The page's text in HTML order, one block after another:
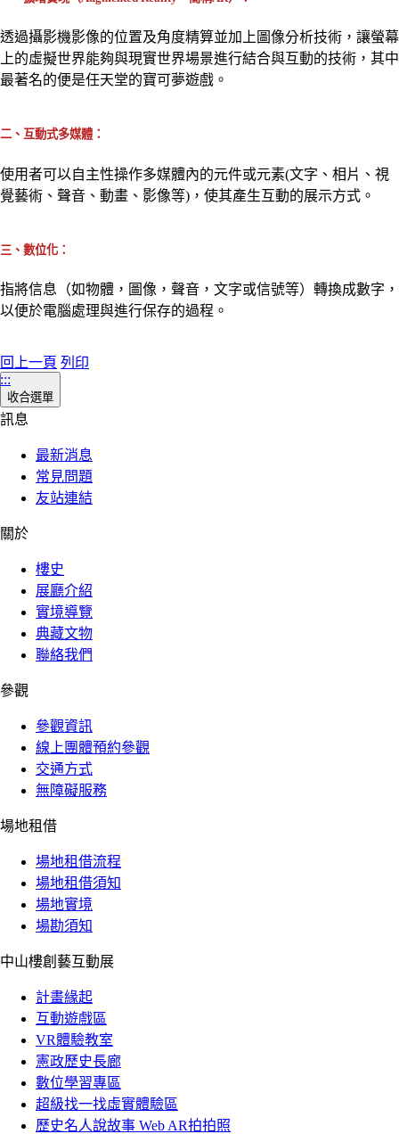
透過攝影機影像的位置及角度精算並加上圖像分析技術，讓螢幕
上的虛擬世界能夠與現實世界場景進行結合與互動的技術，其中
最著名的便是任天堂的寶可夢遊戲。
二、互動式多媒體：
使用者可以自主性操作多媒體內的元件或元素(文字、相片、視
覺藝術、聲音、動畫、影像等)，使其產生互動的展示方式。
三、數位化：
指將信息（如物體，圖像，聲音，文字或信號等）轉換成數字，
以便於電腦處理與進行保存的過程。
回上一頁 列印
:::
收合選單
訊息
最新消息
常見問題
友站連結
關於
樓史
展廳介紹
實境導覽
典藏文物
聯絡我們
參觀
參觀資訊
線上團體預約參觀
交通方式
無障礙服務
場地租借
場地租借流程
場地租借須知
場地實境
場勘須知
中山樓創藝互動展
計畫緣起
互動遊戲區
VR體驗教室
憲政歷史長廊
數位學習專區
超級找一找虛實體驗區
歷史名人說故事 Web AR拍拍照